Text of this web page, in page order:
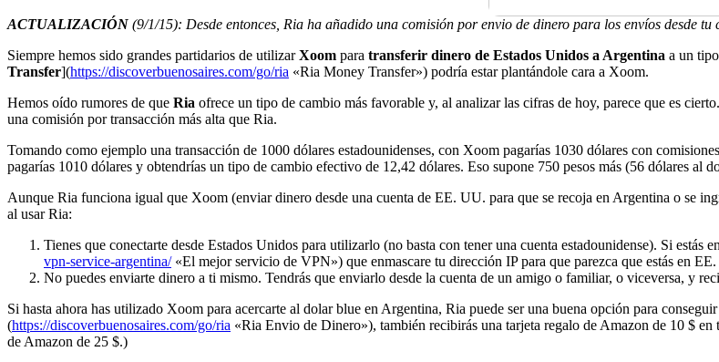
ACTUALIZACIÓN (9/1/15): Desde entonces, Ria ha añadido una comisión por envio de dinero para los envíos desde
Siempre hemos sido grandes partidarios de utilizarXoom para transferir dinero de Estados Unidos a Argentina a un
Transfer](https://discoverbuenosaires.com/go/ria «Ria Money Transfer») podría estar plantándole cara a Xoom.
Hemos oído rumores de que Ria ofrece un tipo de cambio más favorable y, al analizar las cifras de hoy, parece que es
una comisión por transacción más alta que Ria.
Tomando como ejemplo una transacción de 1000 dólares estadounidenses, con Xoom pagarías 1030 dólares con
pagarías 1010 dólares y obtendrías un tipo de cambio efectivo de 12,42 dólares. Eso supone 750 pesos más (56 dólares al
Aunque Ria funciona igual que Xoom (enviar dinero desde una cuenta de EE. UU. para que se recoja en Argentina o se
al usar Ria:
Tienes que conectarte desde Estados Unidos para utilizarlo (no basta con tener una cuenta estadounidense). Si
vpn-service-argentina/«El mejor servicio de VPN») que enmascare tu dirección IP para que parezca que estás en
No puedes enviarte dinero a ti mismo. Tendrás que enviarlo desde la cuenta de un amigo o familiar, o viceversa, y
Si hasta ahora has utilizado Xoom para acercarte al dolar blue en Argentina, Ria puede ser una buena opción para
(https://discoverbuenosaires.com/go/ria «Ria Envio de Dinero»), también recibirás una tarjeta regalo de Amazon de 10 $
de Amazon de 25 $.)